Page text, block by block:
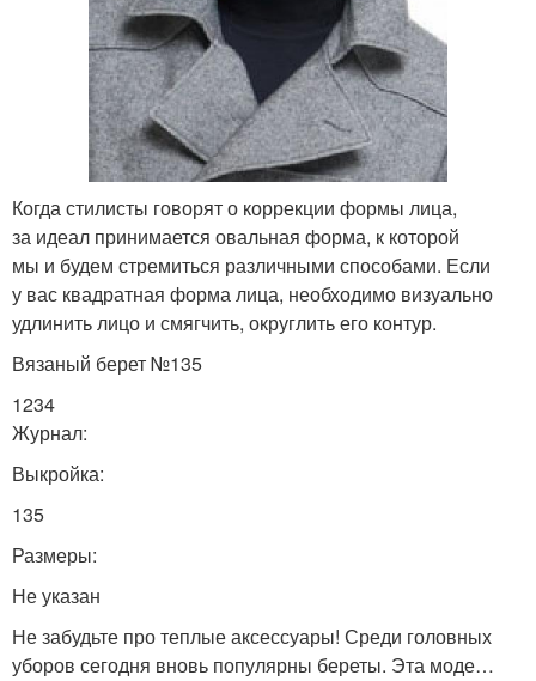
Когда стилисты говорят о коррекции формы лица,
за идеал принимается овальная форма, к которой
мы и будем стремиться различными способами. Если
у вас квадратная форма лица, необходимо визуально
удлинить лицо и смягчить, округлить его контур.
Вязаный берет №135
1234
Журнал:
Выкройка:
135
Размеры:
Не указан
Не забудьте про теплые аксессуары! Среди головных
уборов сегодня вновь популярны береты. Эта моде…